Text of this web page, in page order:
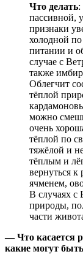
Что делать:
пассивной,
признаки
холодной
питании и
случае с
также
Облегчит
тёплой
можно
очень
тёплой по
тяжёлой и
тёплым и
вернуться
ячменем,
В случаях с
природы,
части
— Что касается
какие могут